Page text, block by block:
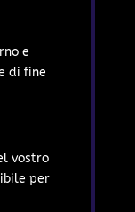
e
di fine
vostro
per